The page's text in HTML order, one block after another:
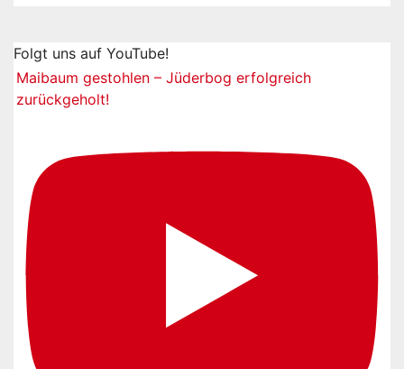
Folgt uns auf YouTube!
Maibaum gestohlen – Jüderbog erfolgreich
zurückgeholt!